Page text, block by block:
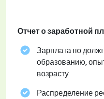
Отчет о заработной
Зарплата по
образованию,
возрасту
Распределение